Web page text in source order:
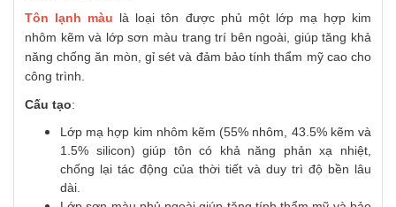
Tôn lạnh màu là loại tôn được phủ một lớp mạ hợp kim
nhôm kẽm và lớp sơn màu trang trí bên ngoài, giúp tăng khả
năng chống ăn mòn, gỉ sét và đảm bảo tính thẩm mỹ cao cho
công trình.
Cấu tạo:
Lớp mạ hợp kim nhôm kẽm (55% nhôm, 43.5% kẽm và
1.5% silicon) giúp tôn có khả năng phản xạ nhiệt,
chống lại tác động của thời tiết và duy trì độ bền lâu
dài.